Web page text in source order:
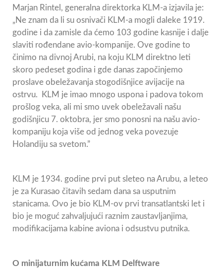
Marjan Rintel, generalna direktorka KLM-a izjavila je:
„Ne znam da li su osnivači KLM-a mogli daleke 1919.
godine i da zamisle da ćemo 103 godine kasnije i dalje
slaviti rođendane avio-kompanije. Ove godine to
činimo na divnoj Arubi, na koju KLM direktno leti
skoro pedeset godina i gde danas započinjemo
proslave obeležavanja stogodišnjice avijacije na
ostrvu. KLM je imao mnogo uspona i padova tokom
prošlog veka, ali mi smo uvek obeležavali našu
godišnjicu 7. oktobra, jer smo ponosni na našu avio-
kompaniju koja više od jednog veka povezuje
Holandiju sa svetom.”
KLM je 1934. godine prvi put sleteo na Arubu, a leteo
je za Kurasao čitavih sedam dana sa usputnim
stanicama. Ovo je bio KLM-ov prvi transatlantski let i
bio je moguć zahvaljujući raznim zaustavljanjima,
modifikacijama kabine aviona i odsustvu putnika.
O minijaturnim kućama KLM Delftware